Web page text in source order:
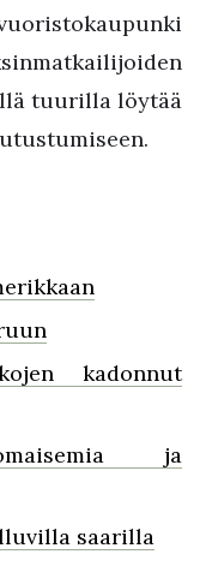
tuurilla löytää
kadonnut
ja
saarilla